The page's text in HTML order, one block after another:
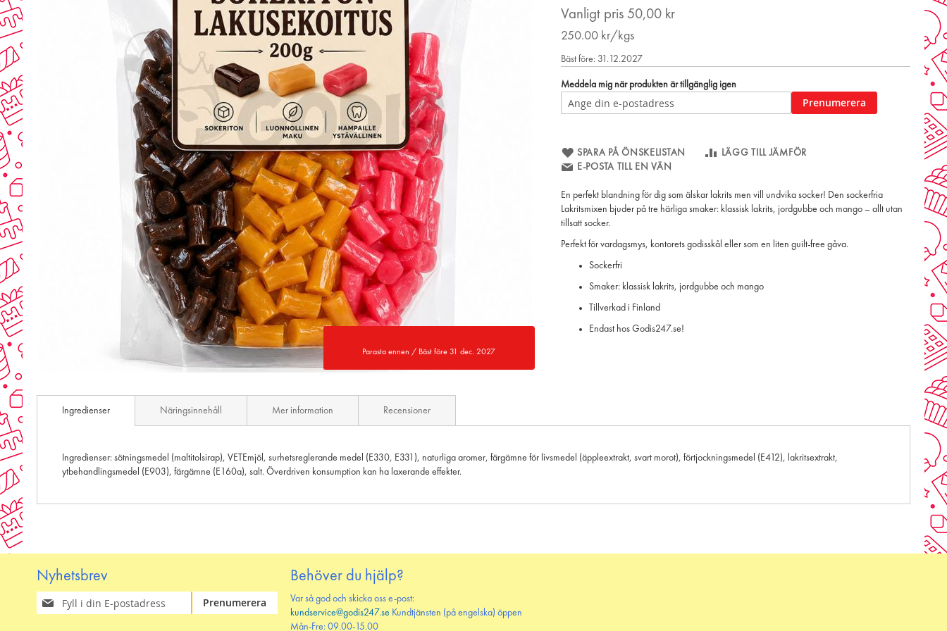
Parasta ennen / Bäst före 31 dec. 2027
to
images
Vanligt pris 50,00 kr
250.00 kr/kgs
Bäst före: 31.12.2027
Meddela mig när produkten är tillgänglig igen
Prenumerera
SPARA PÅ ÖNSKELISTAN
LÄGG TILL JÄMFÖR
E-POSTA TILL EN VÄN
En perfekt blandning för dig som älskar lakrits men vill undvika socker! Den sockerfria
Lakritsmixen bjuder på tre härliga smaker: klassisk lakrits, jordgubbe och mango – allt utan
tillsatt socker.
Perfekt för vardagsmys, kontorets godisskål eller som en liten guilt-free gåva.
Sockerfri
Smaker: klassisk lakrits, jordgubbe och mango
Tillverkad i Finland
Endast hos Godis247.se!
Ingredienser
Ingredienser: sötningsmedel (maltitolsirap), VETEmjöl, surhetsreglerande medel (E330, E331), naturliga aromer, färgämne för livsmedel (äppleextrakt, svart morot), förtjockningsmedel (E412), lakritsextrakt,
ytbehandlingsmedel (E903), färgämne (E160a), salt. Överdriven konsumption kan ha laxerande effekter.
Näringsinnehåll Mer information Recensioner
Nyhetsbrev
Prenumerera
på
Prenumerera
Behöver du hjälp?
Var så god och skicka oss e-post:
kundservice@godis247.se Kundtjänsten (på engelska) öppen
Mån-Fre: 09.00-15.00